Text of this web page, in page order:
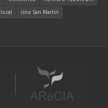
cine San Martín